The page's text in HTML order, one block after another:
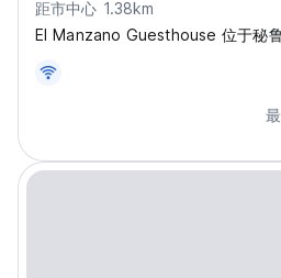
距市中心 1.38km
El Manzano Guesthouse 位于秘